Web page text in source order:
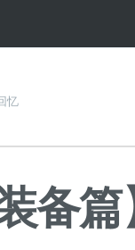
忆
篇】